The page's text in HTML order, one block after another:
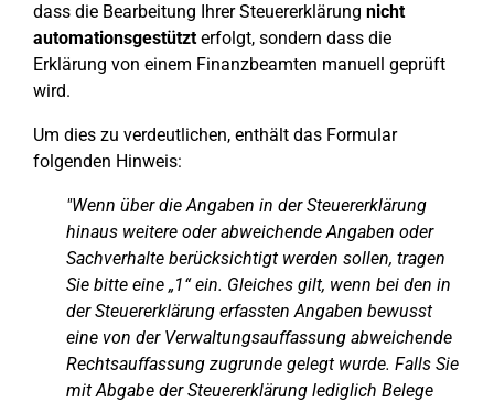
dass die Bearbeitung Ihrer Steuererklärung nicht
automationsgestützterfolgt, sondern dass die
Erklärung von einem Finanzbeamten manuell geprüft
wird.
Um dies zu verdeutlichen, enthält das Formular
folgenden Hinweis:
"Wenn über die Angaben in der Steuererklärung
hinaus weitere oder abweichende Angaben oder
Sachverhalte berücksichtigt werden sollen, tragen
Sie bitte eine „1“ ein. Gleiches gilt, wenn bei den in
der Steuererklärung erfassten Angaben bewusst
eine von der Verwaltungsauffassung abweichende
Rechtsauffassung zugrunde gelegt wurde. Falls Sie
mit Abgabe der Steuererklärung lediglich Belege